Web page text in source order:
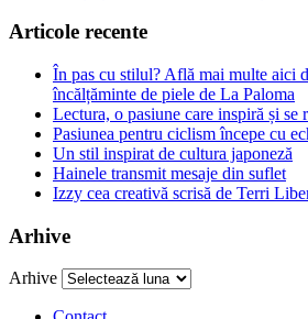
Articole recente
În pas cu stilul? Află mai multe aici
încălțăminte de piele de La Paloma
Lectura, o pasiune care inspiră și se
Pasiunea pentru ciclism începe cu
Un stil inspirat de cultura japoneză
Hainele transmit mesaje din suflet
Izzy cea creativă scrisă de Terri
Arhive
Arhive